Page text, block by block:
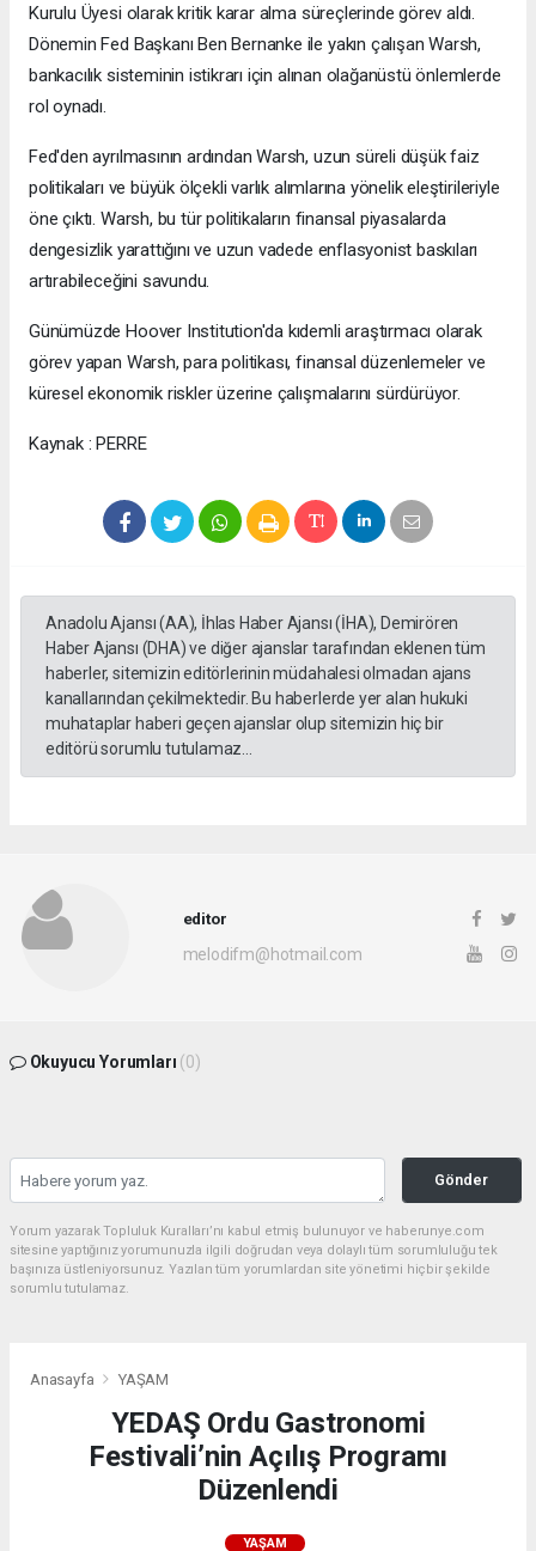
Kurulu Üyesi olarak kritik karar alma süreçlerinde görev aldı.
Dönemin Fed Başkanı Ben Bernanke ile yakın çalışan Warsh,
bankacılık sisteminin istikrarı için alınan olağanüstü önlemlerde
rol oynadı.
Fed'den ayrılmasının ardından Warsh, uzun süreli düşük faiz
politikaları ve büyük ölçekli varlık alımlarına yönelik eleştirileriyle
öne çıktı. Warsh, bu tür politikaların finansal piyasalarda
dengesizlik yarattığını ve uzun vadede enflasyonist baskıları
artırabileceğini savundu.
Günümüzde Hoover Institution'da kıdemli araştırmacı olarak
görev yapan Warsh, para politikası, finansal düzenlemeler ve
küresel ekonomik riskler üzerine çalışmalarını sürdürüyor.
Kaynak : PERRE
Anadolu Ajansı (AA), İhlas Haber Ajansı (İHA), Demirören
Haber Ajansı (DHA) ve diğer ajanslar tarafından eklenen tüm
haberler, sitemizin editörlerinin müdahalesi olmadan ajans
kanallarından çekilmektedir. Bu haberlerde yer alan hukuki
muhataplar haberi geçen ajanslar olup sitemizin hiç bir
editörü sorumlu tutulamaz...
editor
melodifm@hotmail.com
Okuyucu Yorumları (0)
Gönder
Yorum yazarak Topluluk Kuralları’nı kabul etmiş bulunuyor ve haberunye.com
sitesine yaptığınız yorumunuzla ilgili doğrudan veya dolaylı tüm sorumluluğu tek
başınıza üstleniyorsunuz. Yazılan tüm yorumlardan site yönetimi hiçbir şekilde
sorumlu tutulamaz.
Anasayfa YAŞAM
YEDAŞ Ordu Gastronomi
Festivali’nin Açılış Programı
Düzenlendi
YAŞAM